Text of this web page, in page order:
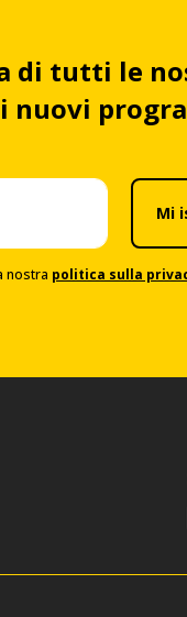
di tutti le
nuovi
Mi
nostra politica sulla